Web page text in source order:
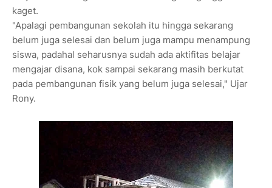
kaget.
"Apalagi pembangunan sekolah itu hingga sekarang
belum juga selesai dan belum juga mampu menampung
siswa, padahal seharusnya sudah ada aktifitas belajar
mengajar disana, kok sampai sekarang masih berkutat
pada pembangunan fisik yang belum juga selesai," Ujar
Rony.